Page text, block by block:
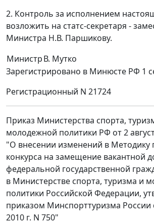
2. Контроль за исполнением
возложить на статс-секретаря -
Министра Н.В. Паршикову.
МинистрВ. Мутко
Зарегистрировано в Минюсте РФ 1
Регистрационный N 21724
Приказ Министерства спорта,
молодежной политики РФ от 2
"О внесении изменений в Методику
конкурса на замещение вакантной
федеральной государственной
в Министерстве спорта, туризма и
политики Российской Федерации,
приказом Минспорттуризма России
2010 г. N 750"